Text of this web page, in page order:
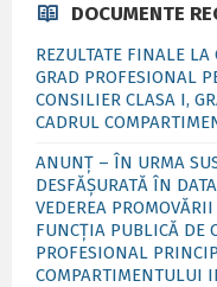
DOCUMENTE
REZULTATE FINALE
GRAD PROFESIONAL
CONSILIER CLASA I,
CADRUL
ANUNȚ – ÎN URMA
DESFĂȘURATĂ ÎN
VEDEREA
FUNCȚIA PUBLICĂ DE
PROFESIONAL
COMPARTIMENTULUI